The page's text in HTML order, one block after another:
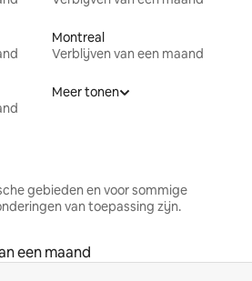
Montreal
Verblijven van een maand
Meer tonen
gebieden en voor sommige
van toepassing zijn.
een maand